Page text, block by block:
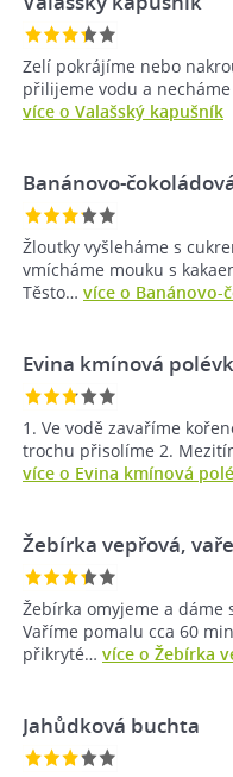
Zelí pokrájíme nebo
přilijeme vodu a
více o Valašský kapušník
Banánovo-
Žloutky vyšleháme s
vmícháme mouku s
Těsto… více o Banánovo-
Evina kmínová
1. Ve vodě zavaříme
trochu přisolíme 2.
více o Evina kmínová
Žebírka vepřová,
Žebírka omyjeme a dáme
Vaříme pomalu cca 60
přikryté… více o Žebírka
Jahůdková buchta